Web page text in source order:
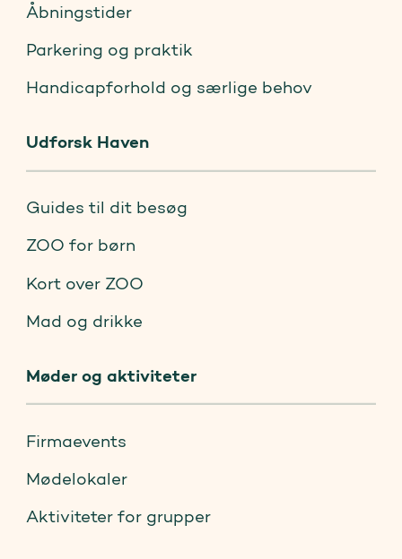
Åbningstider
Parkering og praktik
Handicapforhold og særlige behov
Udforsk Haven
Guides til dit besøg
ZOO for børn
Kort over ZOO
Mad og drikke
Møder og aktiviteter
Firmaevents
Mødelokaler
Aktiviteter for grupper